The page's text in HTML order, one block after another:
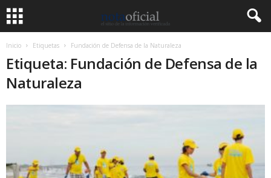
Inicio Etiquetas Fundación de Defensa de la Naturaleza
Etiqueta: Fundación de Defensa de la
Naturaleza